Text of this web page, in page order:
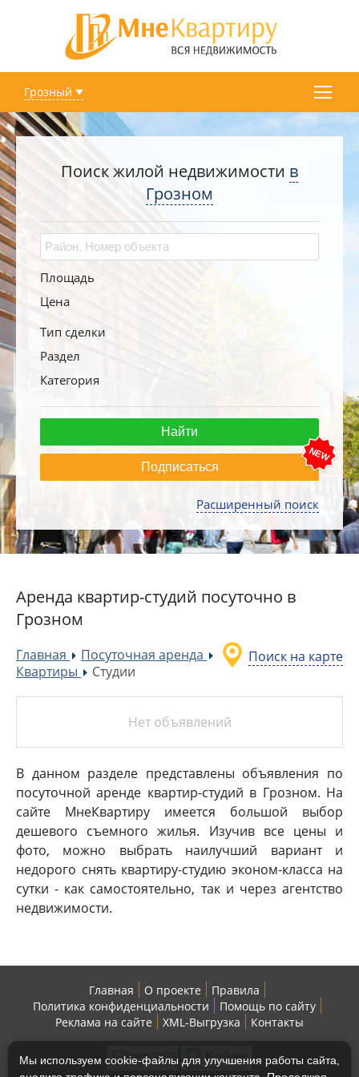
Грозный
Поиск жилой недвижимости в
Грозном
Площадь
Цена
Тип сделки
Раздел
Категория
Подписаться
Расширенный поиск
Аренда квартир-студий посуточно в
Грозном
Поиск на карте
Главная »Посуточная аренда
Квартиры »Студии
Нет объявлений
В данном разделе представлены объявления по
посуточной аренде квартир-студий в Грозном. На
сайте МнеКвартиру имеется большой выбор
дешевого съемного жилья. Изучив все цены и
фото, можно выбрать наилучший вариант и
недорого снять квартиру-студию эконом-класса на
сутки - как самостоятельно, так и через агентство
недвижимости.
Главная О проекте
Правила
Политика конфиденциальности
Помощь по сайту
Реклама на сайте
XML-Выгрузка Контакты
Мы используем cookie-файлы для улучшения работы сайта,